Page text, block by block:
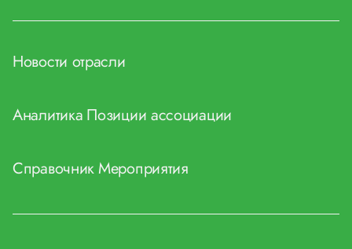
Новости отрасли
Аналитика Позиции ассоциации
СправочникМероприятия